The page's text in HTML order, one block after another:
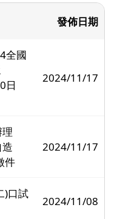
發佈日期
全國
日
2024/11/17
件
2024/11/17
)口試
2024/11/08